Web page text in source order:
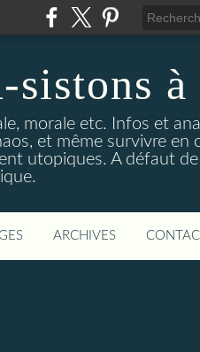
à
morale etc. Infos et
et même survivre en
utopiques. A défaut
ARCHIVES